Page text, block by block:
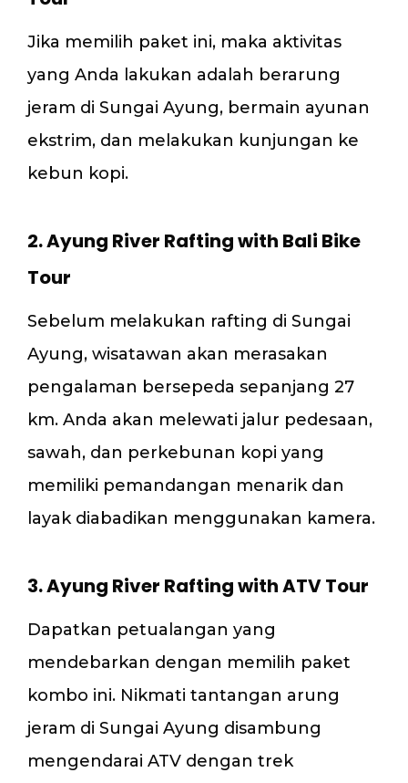
Jika memilih paket ini, maka aktivitas
yang Anda lakukan adalah berarung
jeram di Sungai Ayung, bermain ayunan
ekstrim, dan melakukan kunjungan ke
kebun kopi.
2. Ayung River Rafting with Bali Bike
Tour
Sebelum melakukan rafting di Sungai
Ayung, wisatawan akan merasakan
pengalaman bersepeda sepanjang 27
km. Anda akan melewati jalur pedesaan,
sawah, dan perkebunan kopi yang
memiliki pemandangan menarik dan
layak diabadikan menggunakan kamera.
3. Ayung River Rafting with ATV Tour
Dapatkan petualangan yang
mendebarkan dengan memilih paket
kombo ini. Nikmati tantangan arung
jeram di Sungai Ayung disambung
mengendarai ATV dengan trek